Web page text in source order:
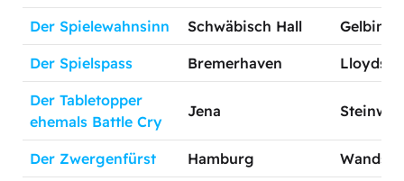
Der Spielewahnsinn Schwäbisch Hall
Der Spielspass Bremerhaven Lloydstr.
Der Tabletopper
ehemals Battle Cry
Jena
Der Zwergenfürst Hamburg